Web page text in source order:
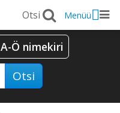
Menüü
A-Ö nimekiri
Otsi